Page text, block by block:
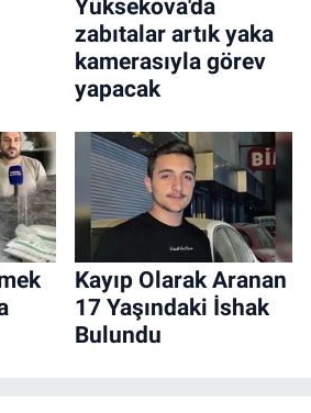
Yüksekova'da
zabıtalar artık yaka
kamerasıyla görev
yapacak
Kayıp Olarak Aranan
17 Yaşındaki İshak
Bulundu